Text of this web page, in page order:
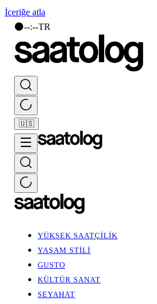
İçeriğe atla
🌑--:--TR
🇺🇸
YÜKSEK SAATÇİLİK
YAŞAM STİLİ
GUSTO
KÜLTÜR SANAT
SEYAHAT